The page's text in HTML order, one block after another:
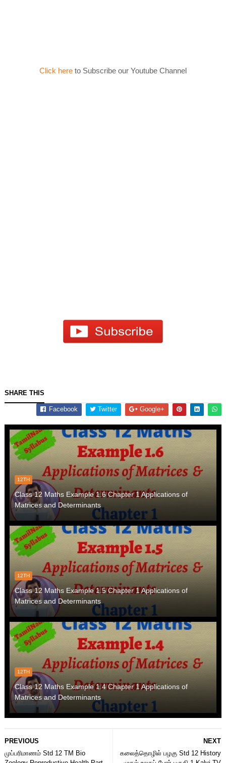
Click here to Subscribe our Youtube Channel
SHARE THIS
Facebook Twitter Google+
12TH
Class 12 Maths Example 1.6 Chapter 1 Applications of
Matrices and Determinants
12TH
Class 12 Maths Example 1.5 Chapter 1 Applications of
Matrices and Determinants
12TH
Class 12 Maths Example 1.4 Chapter 1 Applications of
Matrices and Determinants
NEXT
கலைத்தொழில் பழகு Std 12 History
PREVIOUS
முப்பரிமாணம் Std 12 TM Bio